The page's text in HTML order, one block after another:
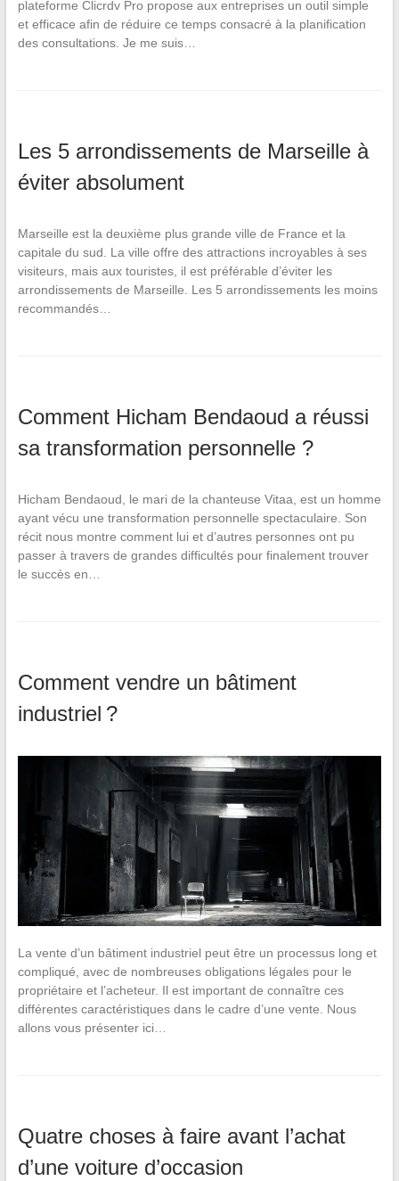
plateforme Clicrdv Pro propose aux entreprises un outil simple
et efficace afin de réduire ce temps consacré à la planification
des consultations. Je me suis…
Les 5 arrondissements de Marseille à
éviter absolument
Marseille est la deuxième plus grande ville de France et la
capitale du sud. La ville offre des attractions incroyables à ses
visiteurs, mais aux touristes, il est préférable d’éviter les
arrondissements de Marseille. Les 5 arrondissements les moins
recommandés…
Comment Hicham Bendaoud a réussi
sa transformation personnelle ?
Hicham Bendaoud, le mari de la chanteuse Vitaa, est un homme
ayant vécu une transformation personnelle spectaculaire. Son
récit nous montre comment lui et d’autres personnes ont pu
passer à travers de grandes difficultés pour finalement trouver
le succès en…
Comment vendre un bâtiment
industriel ?
La vente d’un bâtiment industriel peut être un processus long et
compliqué, avec de nombreuses obligations légales pour le
propriétaire et l’acheteur. Il est important de connaître ces
différentes caractéristiques dans le cadre d’une vente. Nous
allons vous présenter ici…
Quatre choses à faire avant l’achat
d’une voiture d’occasion